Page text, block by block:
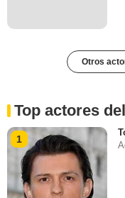
Otros
Top actores
1